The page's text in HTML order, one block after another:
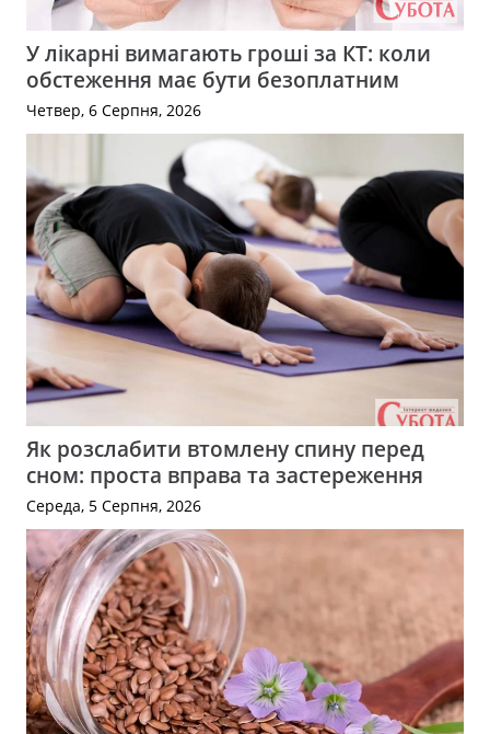
У лікарні вимагають гроші за КТ: коли
обстеження має бути безоплатним
Четвер, 6 Серпня, 2026
Як розслабити втомлену спину перед
сном: проста вправа та застереження
Середа, 5 Серпня, 2026